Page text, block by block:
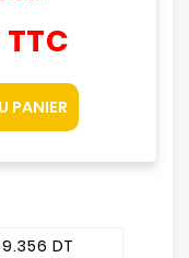
TTC
PANIER
DT